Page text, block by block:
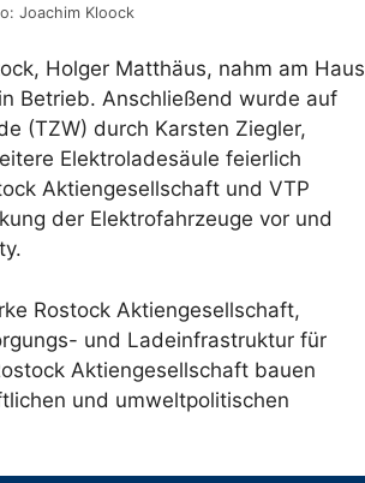
Joachim Kloock
Holger Matthäus, nahm am Haus
Betrieb. Anschließend wurde auf
(TZW) durch Karsten Ziegler,
Elektroladesäule feierlich
Aktiengesellschaft und VTP
der Elektrofahrzeuge vor und
Rostock Aktiengesellschaft,
und Ladeinfrastruktur für
Aktiengesellschaft bauen
und umweltpolitischen